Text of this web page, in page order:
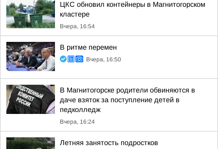
ЦКС обновил контейнеры в Магнитогорском
кластере
Вчера, 16:54
В ритме перемен
Вчера, 16:50
В Магнитогорске родители обвиняются в
даче взяток за поступление детей в
педколледж
Вчера, 16:24
Летняя занятость подростков